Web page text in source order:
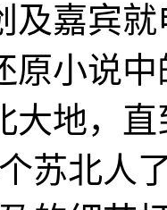
嘉宾就
原小说
大地，
苏北人